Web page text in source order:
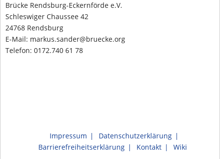
Brücke Rendsburg-Eckernförde e.V.
Schleswiger Chaussee 42
24768 Rendsburg
E-Mail: markus.sander@bruecke.org
Telefon: 0172.740 61 78
Impressum
Datenschutzerklärung
Barrierefreiheitserklärung
Kontakt Wiki